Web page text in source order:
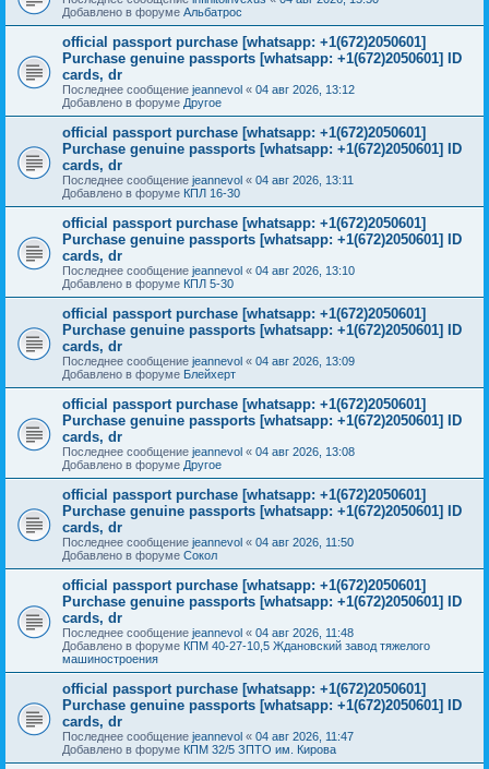
Добавлено в форуме Альбатрос
official passport purchase [whatsapp: +1(672)2050601]
Purchase genuine passports [whatsapp: +1(672)2050601] ID
cards, dr
Последнее сообщение jeannevol « 04 авг 2026, 13:12
Добавлено в форуме Другое
official passport purchase [whatsapp: +1(672)2050601]
Purchase genuine passports [whatsapp: +1(672)2050601] ID
cards, dr
Последнее сообщение jeannevol « 04 авг 2026, 13:11
Добавлено в форуме КПЛ 16-30
official passport purchase [whatsapp: +1(672)2050601]
Purchase genuine passports [whatsapp: +1(672)2050601] ID
cards, dr
Последнее сообщение jeannevol « 04 авг 2026, 13:10
Добавлено в форуме КПЛ 5-30
official passport purchase [whatsapp: +1(672)2050601]
Purchase genuine passports [whatsapp: +1(672)2050601] ID
cards, dr
Последнее сообщение jeannevol « 04 авг 2026, 13:09
Добавлено в форуме Блейхерт
official passport purchase [whatsapp: +1(672)2050601]
Purchase genuine passports [whatsapp: +1(672)2050601] ID
cards, dr
Последнее сообщение jeannevol « 04 авг 2026, 13:08
Добавлено в форуме Другое
official passport purchase [whatsapp: +1(672)2050601]
Purchase genuine passports [whatsapp: +1(672)2050601] ID
cards, dr
Последнее сообщение jeannevol « 04 авг 2026, 11:50
Добавлено в форуме Сокол
official passport purchase [whatsapp: +1(672)2050601]
Purchase genuine passports [whatsapp: +1(672)2050601] ID
cards, dr
Последнее сообщение jeannevol « 04 авг 2026, 11:48
Добавлено в форуме КПМ 40-27-10,5 Ждановский завод тяжелого
машиностроения
official passport purchase [whatsapp: +1(672)2050601]
Purchase genuine passports [whatsapp: +1(672)2050601] ID
cards, dr
Последнее сообщение jeannevol « 04 авг 2026, 11:47
Добавлено в форуме КПМ 32/5 ЗПТО им. Кирова